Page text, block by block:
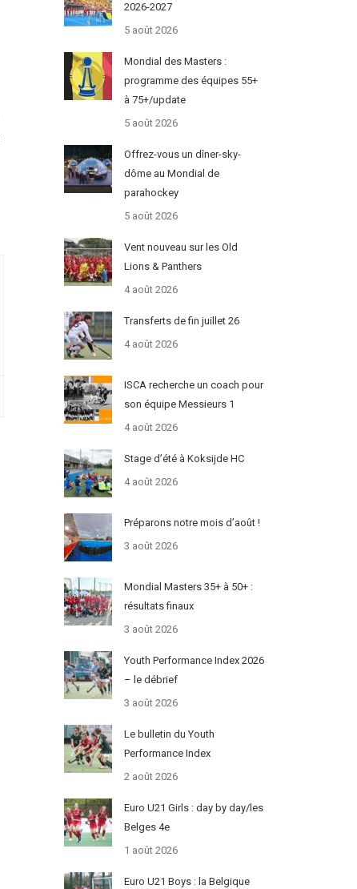
2026-2027
5 août 2026
Mondial des Masters :
programme des équipes 55+
à 75+/update
5 août 2026
Offrez-vous un dîner-sky-
dôme au Mondial de
parahockey
5 août 2026
Vent nouveau sur les Old
Lions & Panthers
4 août 2026
Transferts de fin juillet 26
4 août 2026
ISCA recherche un coach pour
son équipe Messieurs 1
4 août 2026
Stage d’été à Koksijde HC
4 août 2026
Préparons notre mois d’août !
3 août 2026
Mondial Masters 35+ à 50+ :
résultats finaux
3 août 2026
Youth Performance Index 2026
– le débrief
3 août 2026
Le bulletin du Youth
Performance Index
2 août 2026
Euro U21 Girls : day by day/les
Belges 4e
1 août 2026
Euro U21 Boys : la Belgique